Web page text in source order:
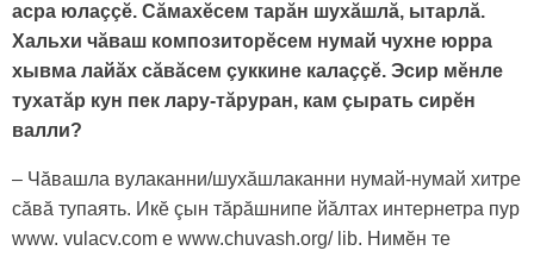
асра юлаççӗ. Сăмахӗсем тарăн шухăшлă, ытарлă.
Хальхи чăваш композиторӗсем нумай чухне юрра
хывма лайăх сăвăсем çуккине калаççӗ. Эсир мӗнле
тухатăр кун пек лару-тăруран, кам çырать сирӗн
валли?
– Чăвашла вулаканни/шухăшлаканни нумай-нумай хитре
сăвă тупаять. Икӗ çын тăрăшнипе йăлтах интернетра пур
www. vulacv.com e www.chuvash.org/ lib. Нимӗн те